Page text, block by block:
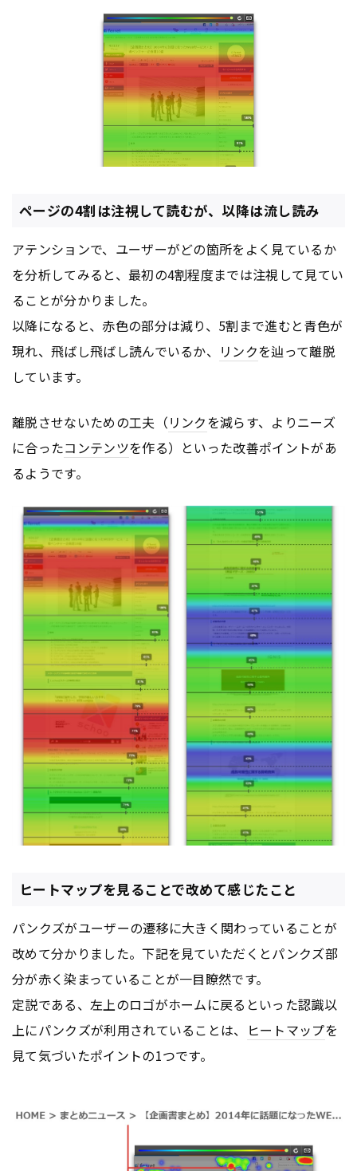
ページの4割は注視して読むが、以降は流し読み
アテンションで、ユーザーがどの箇所をよく見ているか
を分析してみると、最初の4割程度までは注視して見てい
ることが分かりました。
以降になると、赤色の部分は減り、5割まで進むと青色が
現れ、飛ばし飛ばし読んでいるか、 リンクを辿って離脱
しています。
離脱させないための工夫（リンクを減らす、よりニーズ
に合ったコンテンツを作る）といった改善ポイントがあ
るようです。
ヒートマップを見ることで改めて感じたこと
パンクズがユーザーの遷移に大きく関わっていることが
改めて分かりました。下記を見ていただくとパンクズ部
分が赤く染まっていることが一目瞭然です。
定説である、左上のロゴがホームに戻るといった認識以
上にパンクズが利用されていることは、 ヒートマップを
見て気づいたポイントの1つです。